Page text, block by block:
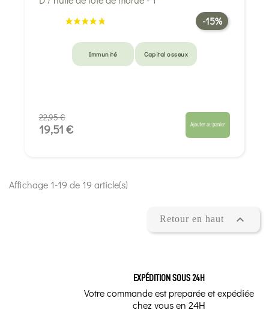
-15%
Immunité Capital osseux
22,95 €
19,51 € Ajouter au panier
Affichage 1-19 de 19 article(s)
Retour en haut 
EXPÉDITION SOUS 24H
Votre commande est preparée et expédiée
chez vous en 24H